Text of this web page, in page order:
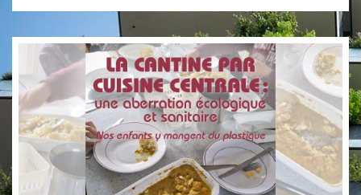
ET
ÉCOLOGIQUE